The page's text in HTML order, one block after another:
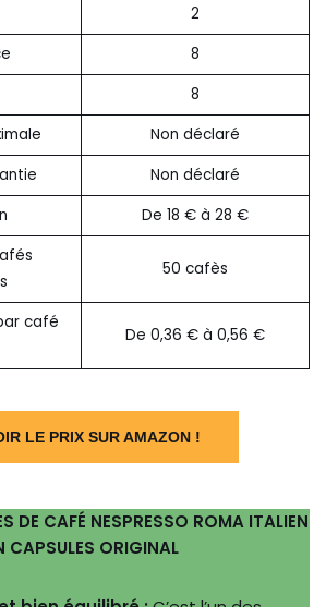
2
8
8
Non déclaré
Non déclaré
De 18 € à 28 €
50 cafès
café
De 0,36 € à 0,56 €
LE PRIX SUR AMAZON !
DE CAFÉ NESPRESSO ROMA ITALIEN
CAPSULES ORIGINAL